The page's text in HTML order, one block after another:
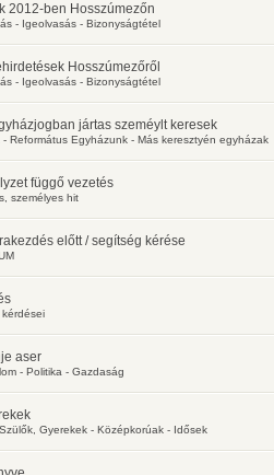
2012-ben Hosszúmezőn
- Igeolvasás - Bizonyságtétel
Hosszúmezőről
- Igeolvasás - Bizonyságtétel
jártas szeméylt keresek
- Református Egyházunk - Más keresztyén egyházak
függő vezetés
személyes hit
előtt / segítség kérése
aser
- Politika - Gazdaság
Gyerekek - Középkorúak - Idősek